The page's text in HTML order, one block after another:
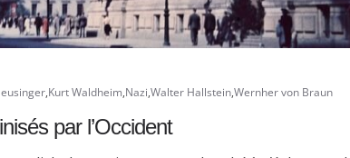
,Kurt Waldheim,Nazi,Walter Hallstein,Wernher von Braun
par l’Occident